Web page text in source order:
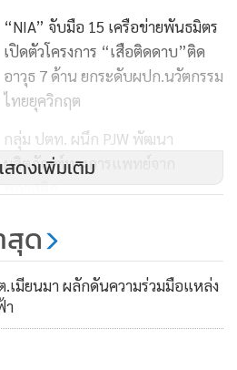
หกรณ์จัดทำโครงการพัฒนา
Farmer) โครงการพัฒนาศูนย์
การผลิตสินค้าเกษตร โครงการระบบ
นอกจากนี้ ได้มีการตรวจสอบและ
การยกระดับคุณภาพมาตรฐาน
บียนตรวจสอบรับรองแหล่งผลิตพืช
กษตรและสหกรณ์การเกษตร จัดทำ
Smart Farmer ร่วมกับเครือข่ายภาค
นวยการสำนักงานเศรษฐกิจ
จากสถานการณ์วิกฤตอาหารโลก
าคาปรับตัวสูงขึ้น สร้างความกังวล
าหารในหลายมิติ ทั้งทางด้านความ
“NIA” จับมือ 15 เครือข่ายพันธมิตร
เปิดตัวโครงการ “เสือติดดาบ”ติด
อาวุธ 7 ด้าน ยกระดับผปก.นวัตกรรม
ไทยยุควิกฤต
กลุ่ม ปตท. ผนึก PJW พัฒนา
ผลิตภัณฑ์ทางการแพทย์จาก
พลาสติก
สดงเพิ่มเติม
สุด
.เมียนมา ผลักดันความร่วมมือแหล่ง
า